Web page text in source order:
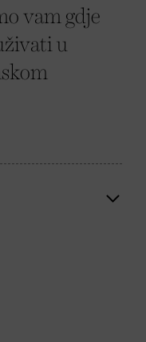
vam gdje
u